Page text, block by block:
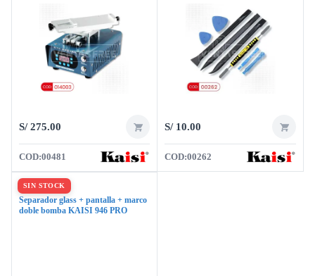
S/275.00
COD:00481
S/10.00
COD:00262
Separadores
Separador glass + pantalla + marco
doble bomba KAISI 946 PRO